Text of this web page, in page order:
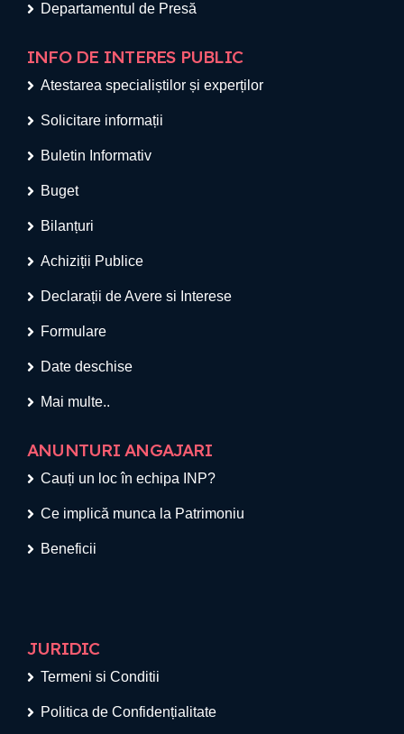
Departamentul de Presă
INFO DE INTERES PUBLIC
Atestarea specialiștilor și experților
Solicitare informații
Buletin Informativ
Buget
Bilanțuri
Achiziții Publice
Declarații de Avere si Interese
Formulare
Date deschise
Mai multe..
ANUNTURI ANGAJARI
Cauți un loc în echipa INP?
Ce implică munca la Patrimoniu
Beneficii
JURIDIC
Termeni si Conditii
Politica de Confidențialitate